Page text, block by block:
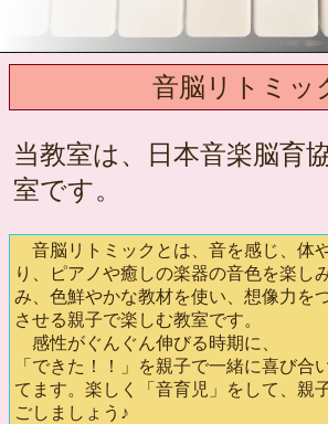
音脳リトミッ
当教室は、日本音楽脳育
室です。
音脳リトミックとは、音を感じ、体
り、ピアノや癒しの楽器の音色を楽し
み、色鮮やかな教材を使い、想像力を
させる親子で楽しむ教室です。
感性がぐんぐん伸びる時期に、
「できた！！」を親子で一緒に喜び合
てます。楽しく「音育児」をして、親
ごしましょう♪